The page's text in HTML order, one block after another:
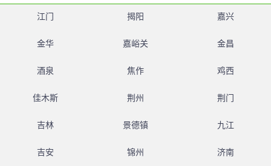
江门 揭阳 嘉兴
金华 嘉峪关 金昌
酒泉 焦作 鸡西
佳木斯 荆州 荆门
吉林 景德镇 九江
吉安 锦州 济南